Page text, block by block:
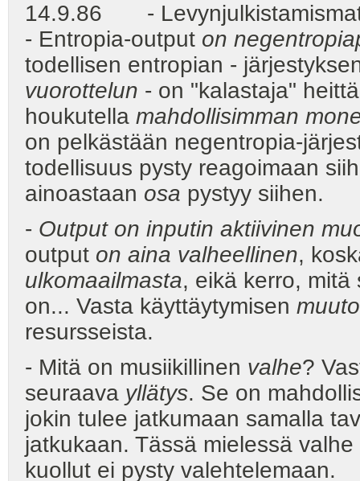
14.9.86 -
- Entropia-output on
todellisen entropian -
vuorottelun - on "kalastaja"
houkutella mahdollisimman
on pelkästään negentropia-
todellisuus pysty reagoimaan
ainoastaan osa pystyy siihen.
- Output on inputin aktiivinen
output on aina valheellinen,
ulkomaailmasta, eikä kerro,
on... Vasta käyttäytymisen
resursseista.
- Mitä on musiikillinen valhe?
seuraava yllätys. Se on
jokin tulee jatkumaan samalla
jatkukaan. Tässä mielessä
kuollut ei pysty valehtelemaan.